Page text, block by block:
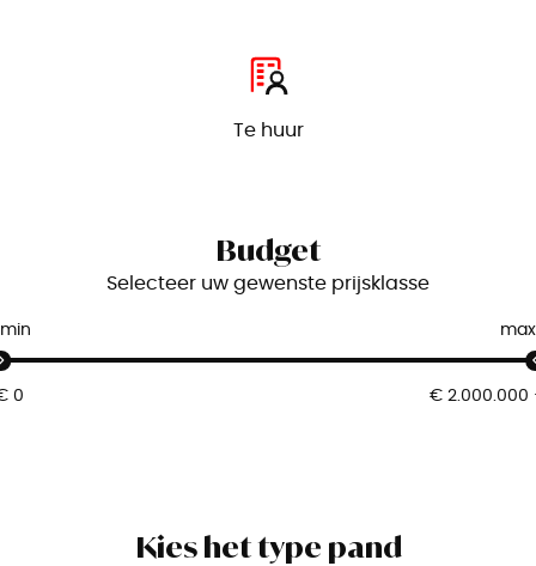
Te huur
Budget
Selecteer uw gewenste prijsklasse
min max
Kies het type pand